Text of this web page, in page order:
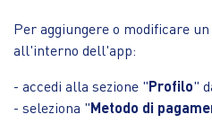
Per aggiungere o modificare
all'interno dell'app:
- accedi alla sezione "Profilo"
- seleziona "Metodo di